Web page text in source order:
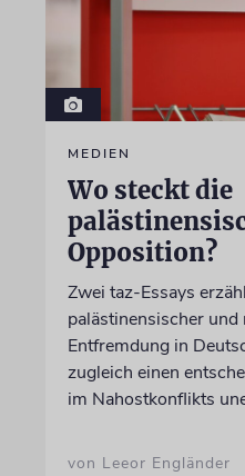
MEDIEN
Wo steckt die
Opposition?
Zwei taz-Essays
palästinensischer
Entfremdung in
zugleich einen
im Nahostkonflikts
von Leeor Engländer